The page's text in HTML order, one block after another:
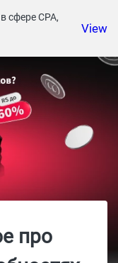
сфере СРА,
View
про